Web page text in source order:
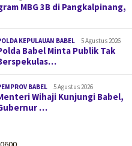
MBG 3B di Pangkalpinang,
KEPULAUAN BABEL 5 Agustus 2026
Babel Minta Publik Tak
BABEL 5 Agustus 2026
Wihaji Kunjungi Babel,
…